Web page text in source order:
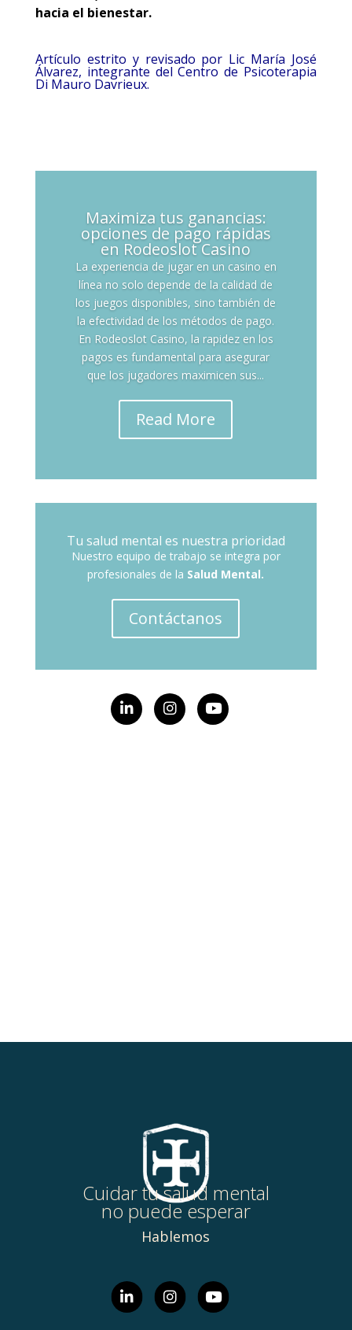
hacia el bienestar.
Artículo estrito y revisado por Lic María José
Álvarez, integrante del Centro de Psicoterapia
Di Mauro Davrieux.
Maximiza tus ganancias:
opciones de pago rápidas
en Rodeoslot Casino
La experiencia de jugar en un casino en
línea no solo depende de la calidad de
los juegos disponibles, sino también de
la efectividad de los métodos de pago.
En Rodeoslot Casino, la rapidez en los
pagos es fundamental para asegurar
que los jugadores maximicen sus...
Read More
Tu salud mental es nuestra prioridad
Nuestro equipo de trabajo se integra por
profesionales de la Salud Mental.
Contáctanos
Cuidar tu salud mental
no puede esperar
Hablemos